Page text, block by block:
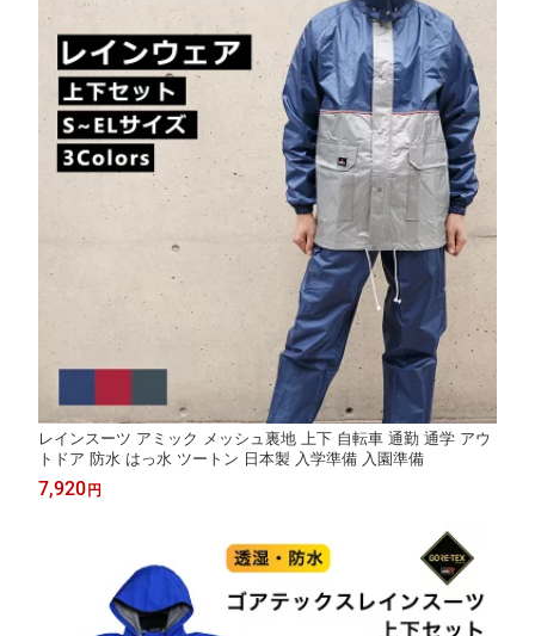
レインスーツ アミック メッシュ裏地 上下 自転車 通勤 通学 アウ
トドア 防水 はっ水 ツートン 日本製 入学準備 入園準備
7,920 円